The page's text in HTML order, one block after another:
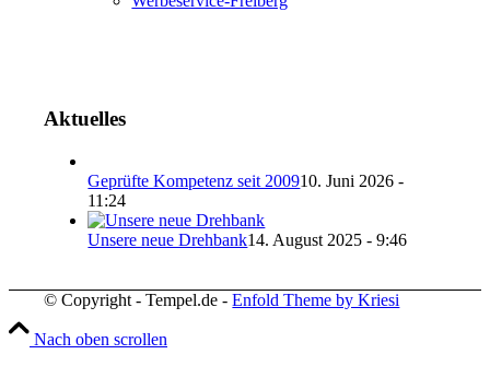
Aktuelles
Geprüfte Kompetenz seit 200910. Juni 2026 -
11:24
Unsere neue Drehbank14. August 2025 - 9:46
© Copyright - Tempel.de -Enfold Theme by Kriesi
Nach oben scrollen